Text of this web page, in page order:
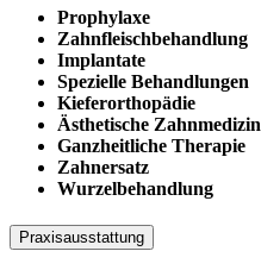
Prophylaxe
Zahnfleischbehandlung
Implantate
Spezielle Behandlungen
Kieferorthopädie
Ästhetische Zahnmedizin
Ganzheitliche Therapie
Zahnersatz
Wurzelbehandlung
Praxisausstattung